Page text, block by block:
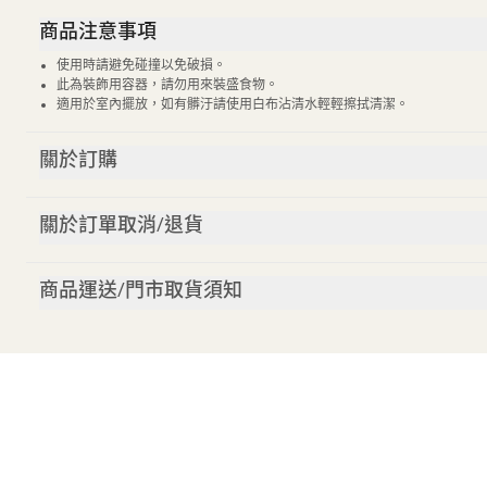
商品注意事項
使用時請避免碰撞以免破損。
此為裝飾用容器，請勿用來裝盛食物。
適用於室內擺放，如有髒汙請使用白布沾清水輕輕擦拭清潔。
關於訂購
關於訂單取消/退貨
商品運送/門市取貨須知